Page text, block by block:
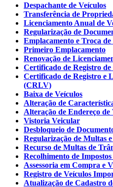
Despachante de Veículos
Transferência de
Licenciamento Anual de
Regularização de
Emplacamento e Troca de
Primeiro Emplacamento
Renovação de
Certificado de Registro
Certificado de Registro e
(CRLV)
Baixa de Veículos
Alteração de
Alteração de Endereço de
Vistoria Veicular
Desbloqueio de
Regularização de Multas
Recurso de Multas de
Recolhimento de
Assessoria em Compra e
Registro de Veículos
Atualização de Cadastro